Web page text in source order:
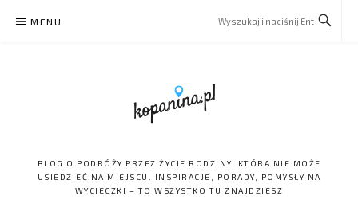
MENU
BLOG O PODRÓŻY PRZEZ ŻYCIE RODZINY, KTÓRA NIE MOŻE
USIEDZIEĆ NA MIEJSCU. INSPIRACJE, PORADY, POMYSŁY NA
WYCIECZKI – TO WSZYSTKO TU ZNAJDZIESZ